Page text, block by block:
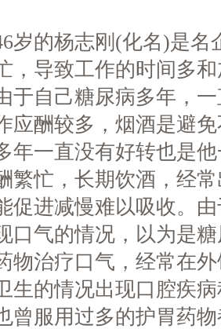
岁的杨志刚(化名)是名
，导致工作的时间多
于自己糖尿病多年，
应酬较多，烟酒是避
年一直没有好转也是
繁忙，长期饮酒，经
促进减慢难以吸收。
口气的情况，以为是
物治疗口气，经常在
生的情况出现口腔疾
曾服用过多的护胃药